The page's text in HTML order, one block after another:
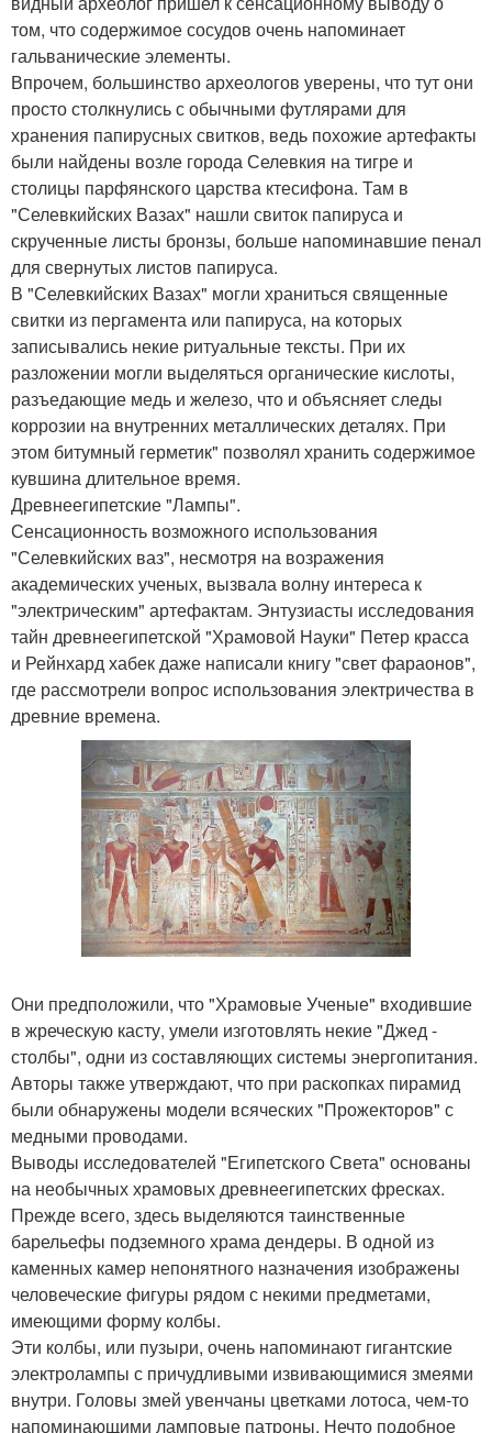
том, что содержимое сосудов очень напоминает
гальванические элементы.
Впрочем, большинство археологов уверены, что тут они
просто столкнулись с обычными футлярами для
хранения папирусных свитков, ведь похожие артефакты
были найдены возле города Селевкия на тигре и
столицы парфянского царства ктесифона. Там в
"Селевкийских Вазах" нашли свиток папируса и
скрученные листы бронзы, больше напоминавшие пенал
для свернутых листов папируса.
В "Селевкийских Вазах" могли храниться священные
свитки из пергамента или папируса, на которых
записывались некие ритуальные тексты. При их
разложении могли выделяться органические кислоты,
разъедающие медь и железо, что и объясняет следы
коррозии на внутренних металлических деталях. При
этом битумный герметик" позволял хранить содержимое
кувшина длительное время.
Древнеегипетские "Лампы".
Сенсационность возможного использования
"Селевкийских ваз", несмотря на возражения
академических ученых, вызвала волну интереса к
"электрическим" артефактам. Энтузиасты исследования
тайн древнеегипетской "Храмовой Науки" Петер красса
и Рейнхард хабек даже написали книгу "свет фараонов",
где рассмотрели вопрос использования электричества в
древние времена.
Они предположили, что "Храмовые Ученые" входившие
в жреческую касту, умели изготовлять некие "Джед -
столбы", одни из составляющих системы энергопитания.
Авторы также утверждают, что при раскопках пирамид
были обнаружены модели всяческих "Прожекторов" с
медными проводами.
Выводы исследователей "Египетского Света" основаны
на необычных храмовых древнеегипетских фресках.
Прежде всего, здесь выделяются таинственные
барельефы подземного храма дендеры. В одной из
каменных камер непонятного назначения изображены
человеческие фигуры рядом с некими предметами,
имеющими форму колбы.
Эти колбы, или пузыри, очень напоминают гигантские
электролампы с причудливыми извивающимися змеями
внутри. Головы змей увенчаны цветками лотоса, чем-то
напоминающими ламповые патроны. Нечто подобное